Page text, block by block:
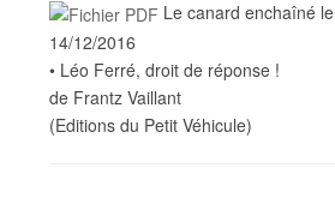
Le canard enchaîné le
14/12/2016
• Léo Ferré, droit de réponse !
de Frantz Vaillant
(Editions du Petit Véhicule)